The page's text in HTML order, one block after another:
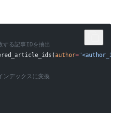
る記事IDを抽出
author=
デックスに変換